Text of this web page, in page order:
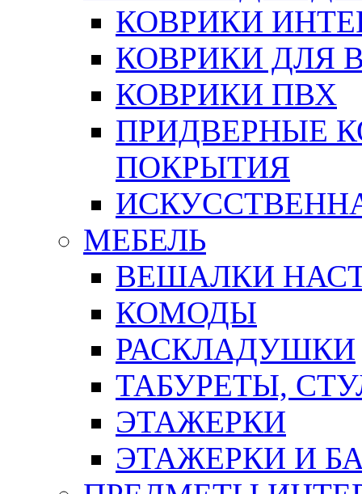
КОВРИКИ
КОВРИКИ ДЛЯ
КОВРИКИ ПВХ
ПРИДВЕРНЫЕ
ПОКРЫТИЯ
МЕБЕЛЬ
ВЕШАЛКИ
КОМОДЫ
РАСКЛАДУШКИ
ТАБУРЕТЫ,
ЭТАЖЕРКИ
ЭТАЖЕРКИ И